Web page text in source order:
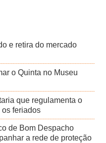
e retira do mercado
o Quinta no Museu
que regulamenta o
feriados
de Bom Despacho
a rede de proteção